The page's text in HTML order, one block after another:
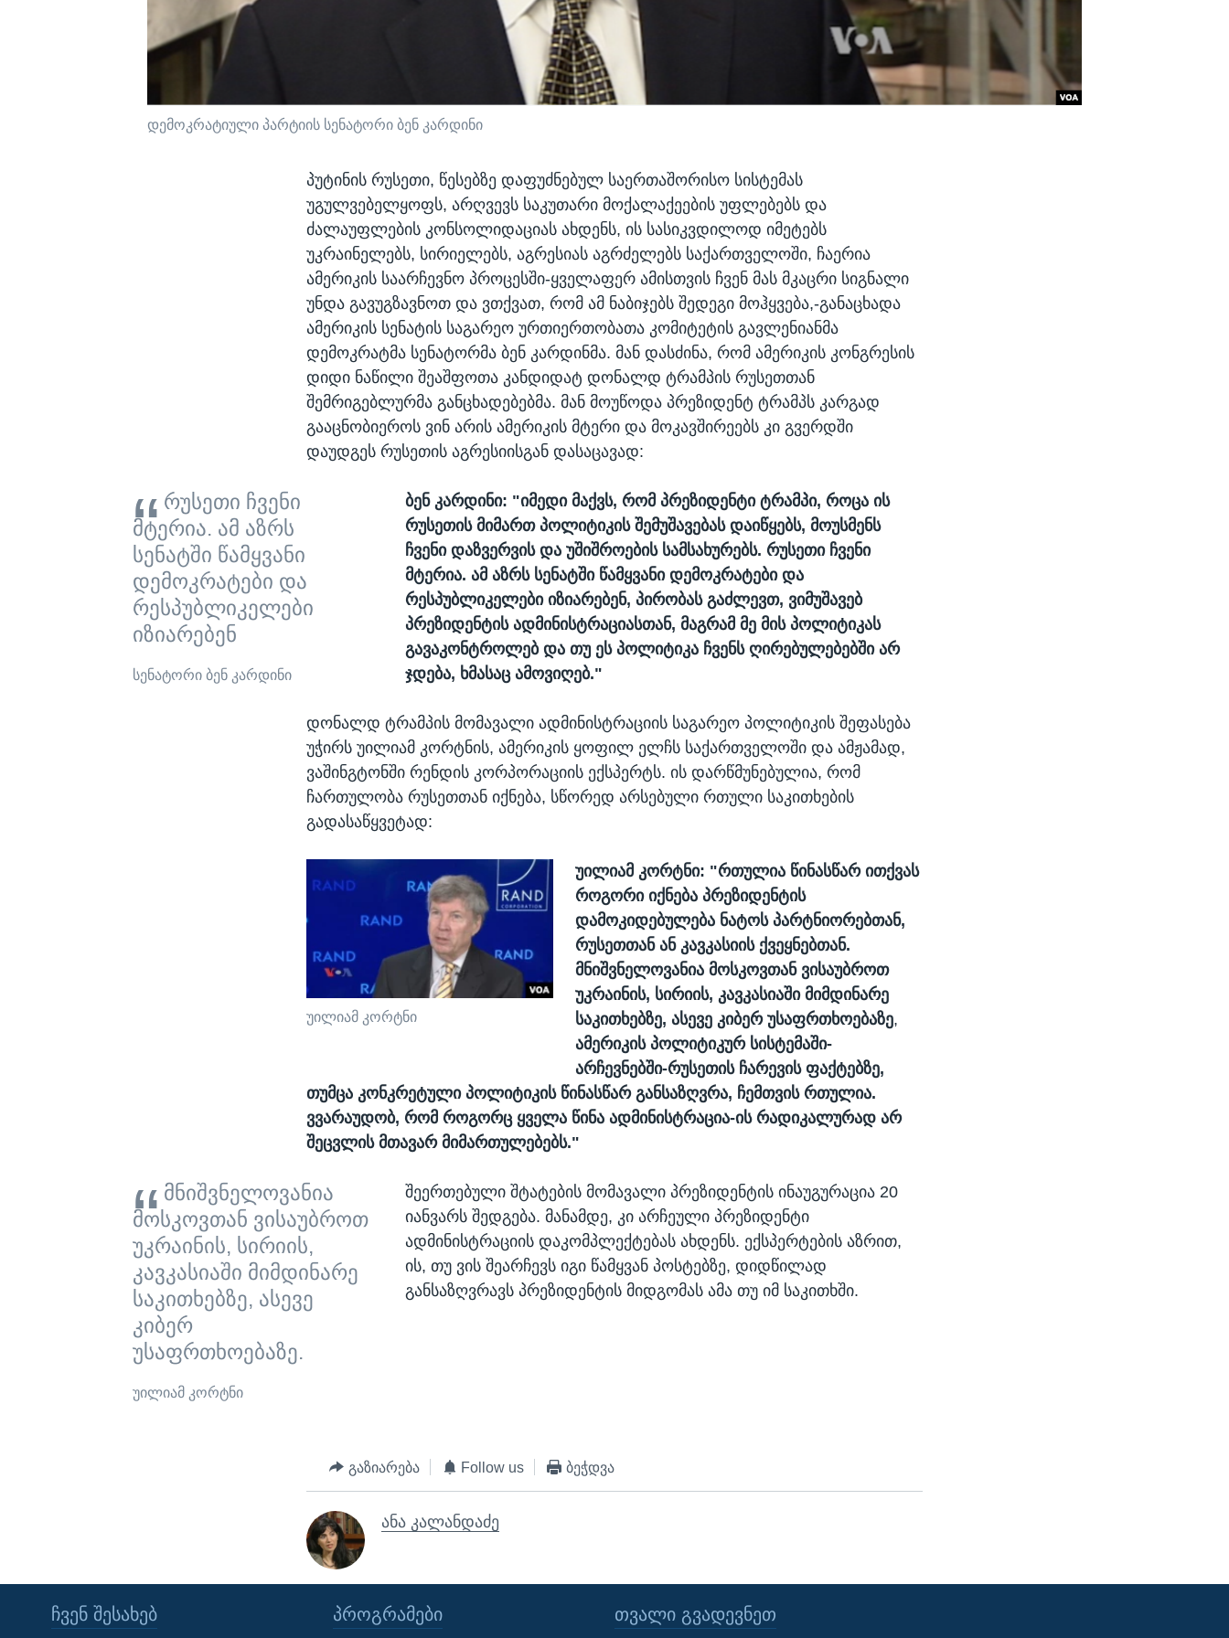
დემოკრატიული პარტიის სენატორი ბენ კარდინი
პუტინის რუსეთი, წესებზე დაფუძნებულ საერთაშორისო სისტემას
უგულვებელყოფს, არღვევს საკუთარი მოქალაქეების უფლებებს და
ძალაუფლების კონსოლიდაციას ახდენს, ის სასიკვდილოდ იმეტებს
უკრაინელებს, სირიელებს, აგრესიას აგრძელებს საქართველოში, ჩაერია
ამერიკის საარჩევნო პროცესში-ყველაფერ ამისთვის ჩვენ მას მკაცრი სიგნალი
უნდა გავუგზავნოთ და ვთქვათ, რომ ამ ნაბიჯებს შედეგი მოჰყვება,-განაცხადა
ამერიკის სენატის საგარეო ურთიერთობათა კომიტეტის გავლენიანმა
დემოკრატმა სენატორმა ბენ კარდინმა. მან დასძინა, რომ ამერიკის კონგრესის
დიდი ნაწილი შეაშფოთა კანდიდატ დონალდ ტრამპის რუსეთთან
შემრიგებლურმა განცხადებებმა. მან მოუწოდა პრეზიდენტ ტრამპს კარგად
გააცნობიეროს ვინ არის ამერიკის მტერი და მოკავშირეებს კი გვერდში
დაუდგეს რუსეთის აგრესიისგან დასაცავად:
რუსეთი ჩვენი
მტერია. ამ აზრს
სენატში წამყვანი
დემოკრატები და
რესპუბლიკელები
იზიარებენ
სენატორი ბენ კარდინი
ბენ კარდინი: "იმედი მაქვს, რომ პრეზიდენტი ტრამპი, როცა ის
რუსეთის მიმართ პოლიტიკის შემუშავებას დაიწყებს, მოუსმენს
ჩვენი დაზვერვის და უშიშროების სამსახურებს. რუსეთი ჩვენი
მტერია. ამ აზრს სენატში წამყვანი დემოკრატები და
რესპუბლიკელები იზიარებენ, პირობას გაძლევთ, ვიმუშავებ
პრეზიდენტის ადმინისტრაციასთან, მაგრამ მე მის პოლიტიკას
გავაკონტროლებ და თუ ეს პოლიტიკა ჩვენს ღირებულებებში არ
ჯდება, ხმასაც ამოვიღებ."
დონალდ ტრამპის მომავალი ადმინისტრაციის საგარეო პოლიტიკის შეფასება
უჭირს უილიამ კორტნის, ამერიკის ყოფილ ელჩს საქართველოში და ამჟამად,
ვაშინგტონში რენდის კორპორაციის ექსპერტს. ის დარწმუნებულია, რომ
ჩართულობა რუსეთთან იქნება, სწორედ არსებული რთული საკითხების
გადასაწყვეტად:
უილიამ კორტნი
უილიამ კორტნი: "რთულია წინასწარ ითქვას
როგორი იქნება პრეზიდენტის
დამოკიდებულება ნატოს პარტნიორებთან,
რუსეთთან ან კავკასიის ქვეყნებთან.
მნიშვნელოვანია მოსკოვთან ვისაუბროთ
უკრაინის, სირიის, კავკასიაში მიმდინარე
საკითხებზე, ასევე კიბერ უსაფრთხოებაზე,
ამერიკის პოლიტიკურ სისტემაში-
არჩევნებში-რუსეთის ჩარევის ფაქტებზე,
თუმცა კონკრეტული პოლიტიკის წინასწარ განსაზღვრა, ჩემთვის რთულია.
ვვარაუდობ, რომ როგორც ყველა წინა ადმინისტრაცია-ის რადიკალურად არ
შეცვლის მთავარ მიმართულებებს."
მნიშვნელოვანია
მოსკოვთან ვისაუბროთ
უკრაინის, სირიის,
კავკასიაში მიმდინარე
საკითხებზე, ასევე
კიბერ
უსაფრთხოებაზე.
უილიამ კორტნი
შეერთებული შტატების მომავალი პრეზიდენტის ინაუგურაცია 20
იანვარს შედგება. მანამდე, კი არჩეული პრეზიდენტი
ადმინისტრაციის დაკომპლექტებას ახდენს. ექსპერტების აზრით,
ის, თუ ვის შეარჩევს იგი წამყვან პოსტებზე, დიდწილად
განსაზღვრავს პრეზიდენტის მიდგომას ამა თუ იმ საკითხში.
გაზიარება Follow us ბეჭდვა
ანა კალანდაძე
ᲗᲕᲐᲚᲘ ᲒᲕᲐᲓᲔᲕᲜᲔᲗ
ᲩᲕᲔᲜ ᲨᲔᲡᲐᲮᲔᲑ ᲞᲠᲝᲒᲠᲐᲛᲔᲑᲘ